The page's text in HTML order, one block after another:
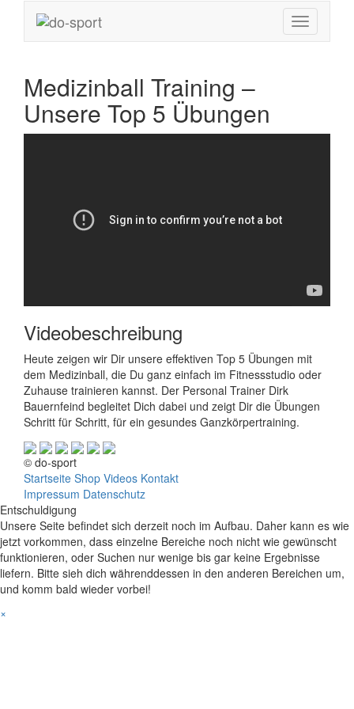
Medizinball Training –
Unsere Top 5 Übungen
Videobeschreibung
Heute zeigen wir Dir unsere effektiven Top 5 Übungen mit
dem Medizinball, die Du ganz einfach im Fitnessstudio oder
Zuhause trainieren kannst. Der Personal Trainer Dirk
Bauernfeind begleitet Dich dabei und zeigt Dir die Übungen
Schritt für Schritt, für ein gesundes Ganzkörpertraining.
© do-sport
Startseite Shop Videos Kontakt
Impressum Datenschutz
Entschuldigung
Unsere Seite befindet sich derzeit noch im Aufbau. Daher kann es wie
jetzt vorkommen, dass einzelne Bereiche noch nicht wie gewünscht
funktionieren, oder Suchen nur wenige bis gar keine Ergebnisse
liefern. Bitte sieh dich währenddessen in den anderen Bereichen um,
und komm bald wieder vorbei!
×